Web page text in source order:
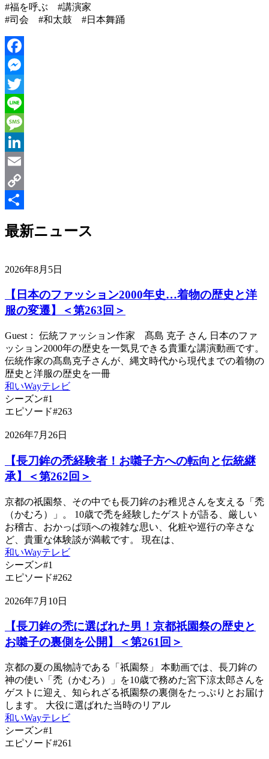
#福を呼ぶ #講演家
#司会 #和太鼓 #日本舞踊
最新ニュース
2026年8月5日
【日本のファッション2000年史…着物の歴史と洋
服の変遷】＜第263回＞
Guest： 伝統ファッション作家 髙島 克子 さん 日本のファ
ッション2000年の歴史を一気見できる貴重な講演動画です。
伝統作家の髙島克子さんが、縄文時代から現代までの着物の
歴史と洋服の歴史を一冊
和いWayテレビ
シーズン#1
エピソード#263
2026年7月26日
【長刀鉾の禿経験者！お囃子方への転向と伝統継
承】＜第262回＞
京都の祇園祭、その中でも長刀鉾のお稚児さんを支える「禿
（かむろ）」。 10歳で禿を経験したゲストが語る、厳しい
お稽古、おかっぱ頭への複雑な思い、化粧や巡行の辛さな
ど、貴重な体験談が満載です。 現在は、
和いWayテレビ
シーズン#1
エピソード#262
2026年7月10日
【長刀鉾の禿に選ばれた男！京都祇園祭の歴史と
お囃子の裏側を公開】＜第261回＞
京都の夏の風物詩である「祇園祭」 本動画では、長刀鉾の
神の使い「禿（かむろ）」を10歳で務めた宮下涼太郎さんを
ゲストに迎え、知られざる祇園祭の裏側をたっぷりとお届け
します。 大役に選ばれた当時のリアル
和いWayテレビ
シーズン#1
エピソード#261